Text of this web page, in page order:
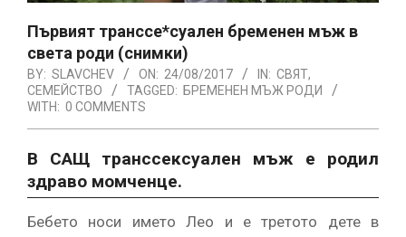
Първият транссе*суален бременен мъж в
света роди (снимки)
BY: SLAVCHEV ON: 24/08/2017 IN: СВЯТ,
СЕМЕЙСТВО
TAGGED: БРЕМЕНЕН МЪЖ РОДИ
WITH: 0 COMMENTS
В САЩ транссексуален мъж е родил
здраво момченце.
Бебето носи името Лео и е третото дете в